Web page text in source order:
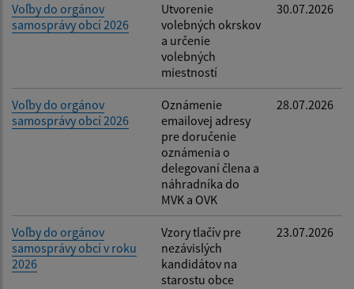
Filtrovať Reset
Voľby do orgánov
samosprávy obcí 2026
Utvorenie
volebných okrskov
a určenie
volebných
miestností
30.07.2026
Voľby do orgánov
samosprávy obcí 2026
Oznámenie
emailovej adresy
pre doručenie
oznámenia o
delegovaní člena a
náhradníka do
MVK a OVK
28.07.2026
Voľby do orgánov
samosprávy obcí v roku
2026
Vzory tlačív pre
nezávislých
kandidátov na
starostu obce
23.07.2026